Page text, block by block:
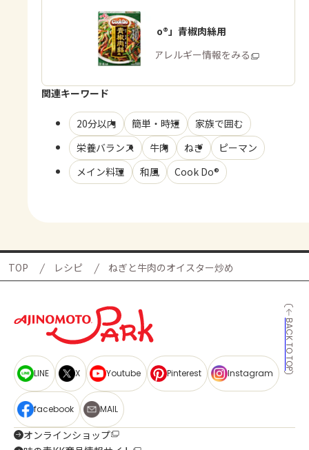
「Cook Do®」青椒肉絲用
商品・アレルギー情報をみる
関連キーワード
20分以内 簡単・時短
家族で囲む
栄養バランス
牛肉 ねぎ
ピーマン
メイン料理
和風 Cook Do®
TOP レシピ ねぎと牛肉のオイスター炒め
BACK TO TOP
LINE X Youtube Pinterest Instagram
facebook MAIL
オンラインショップ